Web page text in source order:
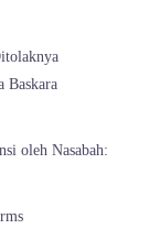
Baskara
oleh Nasabah: